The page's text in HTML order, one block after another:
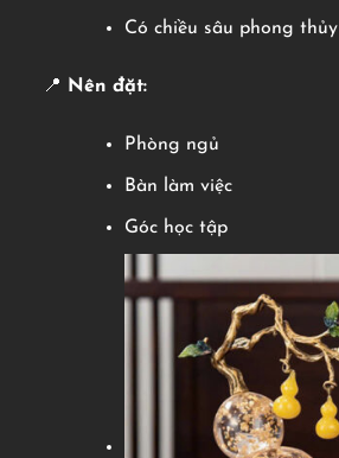
Có chiều sâu phong thủy
📍 Nên đặt:
Phòng ngủ
Bàn làm việc
Góc học tập